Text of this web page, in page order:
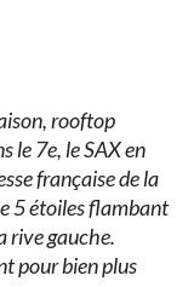
rooftop
le 7e, le SAX en
française de la
5 étoiles flambant
rive gauche.
pour bien plus